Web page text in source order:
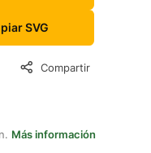
SVG
Compartir
Más información